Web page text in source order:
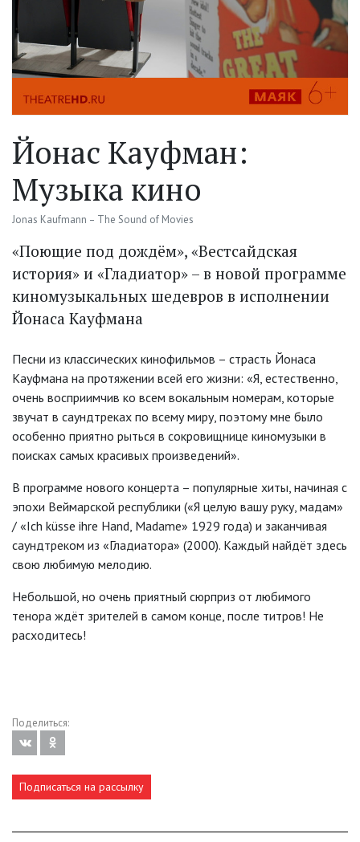
Йонас Кауфман:
Музыка кино
Jonas Kaufmann – The Sound of Movies
«Поющие под дождём», «Вестсайдская
история» и «Гладиатор» – в новой программе
киномузыкальных шедевров в исполнении
Йонаса Кауфмана
Песни из классических кинофильмов – страсть Йонаса
Кауфмана на протяжении всей его жизни: «Я, естественно,
очень восприимчив ко всем вокальным номерам, которые
звучат в саундтреках по всему миру, поэтому мне было
особенно приятно рыться в сокровищнице киномузыки в
поисках самых красивых произведений».
В программе нового концерта – популярные хиты, начиная с
эпохи Веймарской республики («Я целую вашу руку, мадам»
/ «Ich küsse ihre Hand, Madame» 1929 года) и заканчивая
саундтреком из «Гладиатора» (2000). Каждый найдёт здесь
свою любимую мелодию.
Небольшой, но очень приятный сюрприз от любимого
тенора ждёт зрителей в самом конце, после титров! Не
расходитесь!
Поделиться:
Подписаться на рассылку